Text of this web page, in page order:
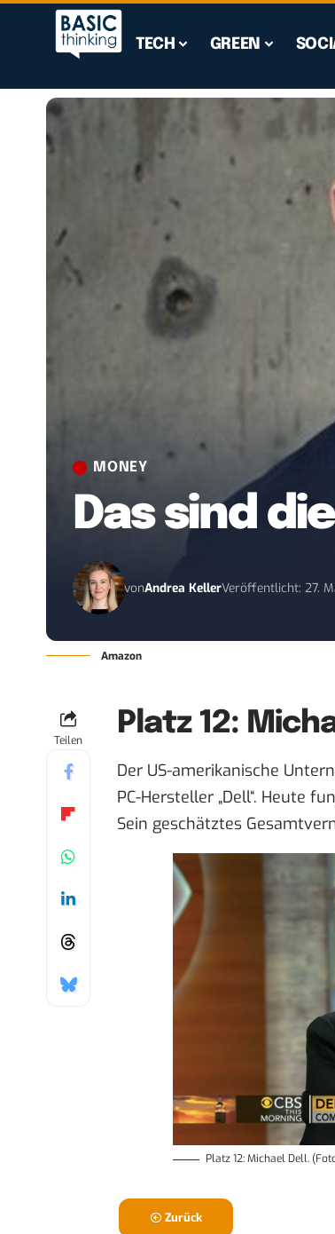
TECH GREEN
MONEY
Das sind
vonAndrea KellerVeröffentlicht: 27.
Amazon
Teilen
Platz 12:
Der US-amerikanische
PC-Hersteller „Dell“. Heute
Sein geschätztes
Platz 12: Michael Dell.
Zurück